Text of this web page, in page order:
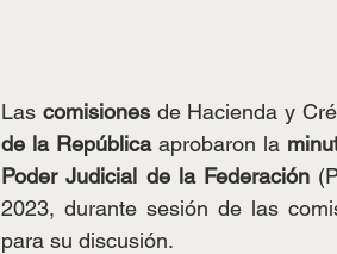
Las comisiones de Hacienda y
de la República aprobaron la
Poder Judicial de la Federación
2023, durante sesión de las
para su discusión.